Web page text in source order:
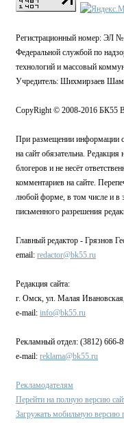
Регистрационный номер: ЭЛ
Федеральной службой по
технологий и массовый
Учредитель: Шихмирзаев
CopyRight © 2008-2016 БК55
При размещении информации с
на сайт обязательна. Редакция
блогеров и не несёт
комментариев на сайте.
любой форме, в том числе и
письменного разрешения
Главный редактор - Грязнов
email: redactor@bk55.ru
Редакция сайта:
г. Омск, ул. Малая
e-mail: info@bk55.ru
Рекламный отдел: (3812) 666-
e-mail: reklama@bk55.ru
Рекламодателям
Перейти на полную версию
Загружать мобильную версию